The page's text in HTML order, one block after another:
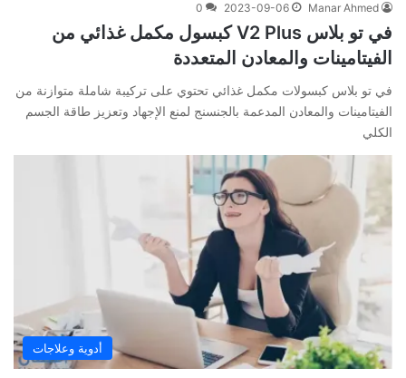
Manar Ahmed
2023-09-06
0
في تو بلاس V2 Plus كبسول مكمل غذائي من
الفيتامينات والمعادن المتعددة
في تو بلاس كبسولات مكمل غذائي تحتوي على تركيبة شاملة متوازنة من
الفيتامينات والمعادن المدعمة بالجنسنج لمنع الإجهاد وتعزيز طاقة الجسم
الكلي
أدوية وعلاجات